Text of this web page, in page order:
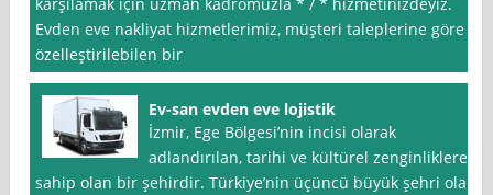
Evden eve nakliyat hizmetlerimiz, müşteri taleplerine göre
özelleştirilebilen bir
Ev-san evden eve lojistik
İzmir, Ege Bölgesi’nin incisi olarak
adlandırılan, tarihi ve kültürel zenginliklere
sahip olan bir şehirdir. Türkiye’nin üçüncü büyük şehri olan